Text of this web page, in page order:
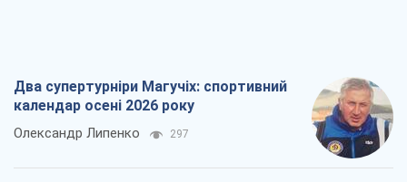
Два супертурніри Магучіх: спортивний
календар осені 2026 року
Олександр Липенко 297